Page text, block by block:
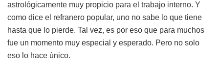
astrológicamente muy propicio para el trabajo interno. Y
como dice el refranero popular, uno no sabe lo que tiene
hasta que lo pierde. Tal vez, es por eso que para muchos
fue un momento muy especial y esperado. Pero no solo
eso lo hace único.